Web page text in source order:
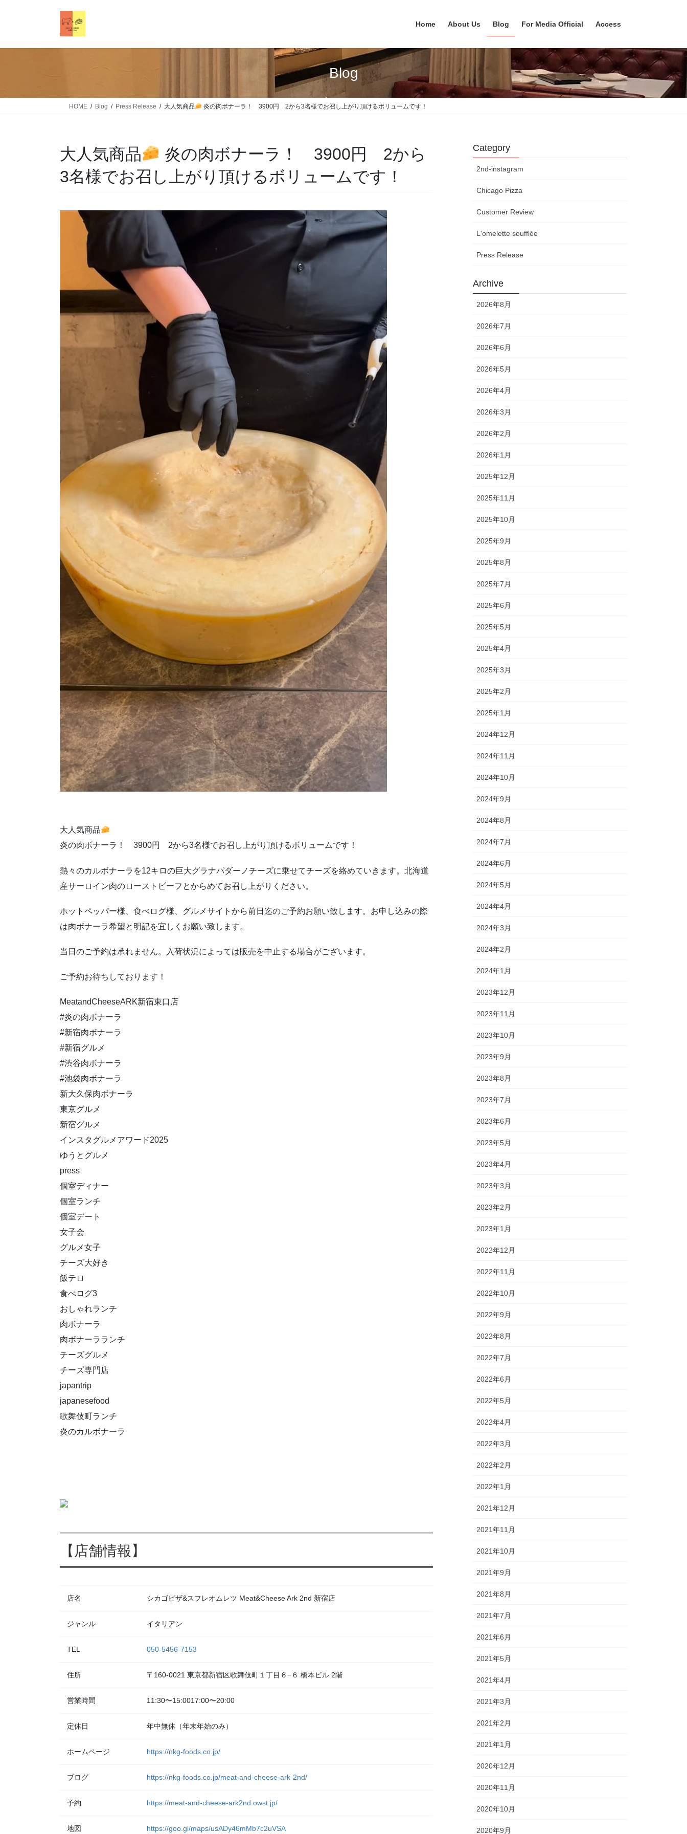
Home About Us Blog For Media Official Access
Blog
HOME Blog Press Release 大人気商品 炎の肉ボナーラ！ 3900円 2から3名様でお召し上がり頂けるボリュームです！
大人気商品
炎の肉ボナーラ！ 3900円 2から
3名様でお召し上がり頂けるボリュームです！
大人気商品
炎の肉ボナーラ！ 3900円 2から3名様でお召し上がり頂けるボリュームです！
熱々のカルボナーラを12キロの巨大グラナパダーノチーズに乗せてチーズを絡めていきます。北海道
産サーロイン肉のローストビーフとからめてお召し上がりください。
ホットペッパー様、食べログ様、グルメサイトから前日迄のご予約お願い致します。お申し込みの際
は肉ボナーラ希望と明記を宜しくお願い致します。
当日のご予約は承れません。入荷状況によっては販売を中止する場合がございます。
ご予約お待ちしております！
MeatandCheeseARK新宿東口店
#炎の肉ボナーラ
#新宿肉ボナーラ
#新宿グルメ
#渋谷肉ボナーラ
#池袋肉ボナーラ
新大久保肉ボナーラ
東京グルメ
新宿グルメ
インスタグルメアワード2025
ゆうとグルメ
press
個室ディナー
個室ランチ
個室デート
女子会
グルメ女子
チーズ大好き
飯テロ
食べログ3
おしゃれランチ
肉ボナーラ
肉ボナーラランチ
チーズグルメ
チーズ専門店
japantrip
japanesefood
歌舞伎町ランチ
炎のカルボナーラ
【店舗情報】
店名 シカゴピザ&スフレオムレツ Meat&Cheese Ark 2nd 新宿店
ジャンル イタリアン
TEL 050-5456-7153
住所 〒160-0021 東京都新宿区歌舞伎町１丁目６−６ 橋本ビル 2階
営業時間 11:30〜15:0017:00〜20:00
定休日 年中無休（年末年始のみ）
ホームページ https://nkg-foods.co.jp/
ブログ https://nkg-foods.co.jp/meat-and-cheese-ark-2nd/
予約 https://meat-and-cheese-ark2nd.owst.jp/
地図 https://goo.gl/maps/usADy46mMb7c2uVSA
Category
2nd-instagram
Chicago Pizza
Customer Review
L'omelette soufflée
Press Release
Archive
2026年8月
2026年7月
2026年6月
2026年5月
2026年4月
2026年3月
2026年2月
2026年1月
2025年12月
2025年11月
2025年10月
2025年9月
2025年8月
2025年7月
2025年6月
2025年5月
2025年4月
2025年3月
2025年2月
2025年1月
2024年12月
2024年11月
2024年10月
2024年9月
2024年8月
2024年7月
2024年6月
2024年5月
2024年4月
2024年3月
2024年2月
2024年1月
2023年12月
2023年11月
2023年10月
2023年9月
2023年8月
2023年7月
2023年6月
2023年5月
2023年4月
2023年3月
2023年2月
2023年1月
2022年12月
2022年11月
2022年10月
2022年9月
2022年8月
2022年7月
2022年6月
2022年5月
2022年4月
2022年3月
2022年2月
2022年1月
2021年12月
2021年11月
2021年10月
2021年9月
2021年8月
2021年7月
2021年6月
2021年5月
2021年4月
2021年3月
2021年2月
2021年1月
2020年12月
2020年11月
2020年10月
2020年9月